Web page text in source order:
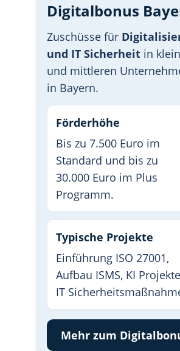
Digitalbonus
Zuschüsse für
und IT Sicherheit in
und mittleren
in Bayern.
Förderhöhe
Bis zu 7.500 Euro im
Standard und bis zu
30.000 Euro im Plus
Programm.
Typische Projekte
Einführung ISO 27001,
Aufbau ISMS, KI
IT
Mehr zum